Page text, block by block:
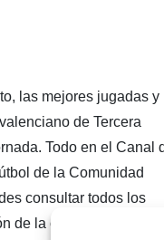
las mejores jugadas y
de Tercera
Todo en el Canal
de la Comunidad
consultar todos los
de la categoría en